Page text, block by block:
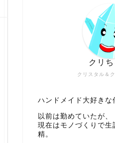
クリスタル＆
クリ
ハンドメイド大好きな
以前は勤めていたが、
現在はモノづくりで生
精。